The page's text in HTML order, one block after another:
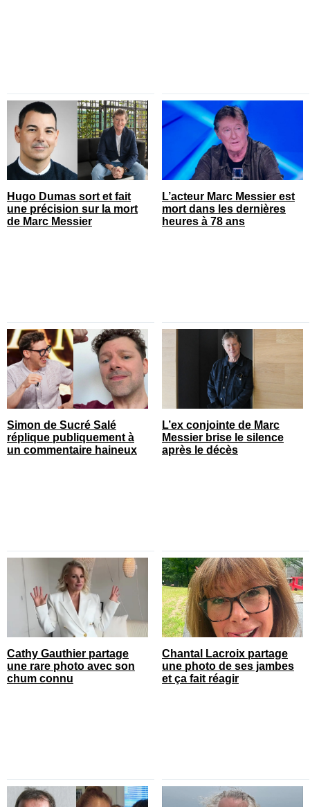
Hugo Dumas sort et fait
une précision sur la mort
de Marc Messier
L’acteur Marc Messier est
mort dans les dernières
heures à 78 ans
Simon de Sucré Salé
réplique publiquement à
un commentaire haineux
L’ex conjointe de Marc
Messier brise le silence
après le décès
Cathy Gauthier partage
une rare photo avec son
chum connu
Chantal Lacroix partage
une photo de ses jambes
et ça fait réagir